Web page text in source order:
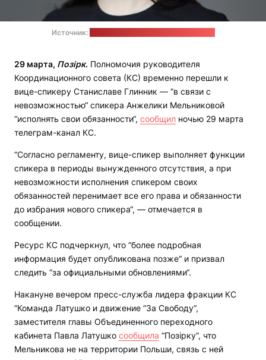
Источник:
29 марта, Позірк. Полномочия руководителя
Координационного совета (КС) временно перешли к
вице-спикеру Станиславе Глинник — “в связи с
невозможностью“ спикера Анжелики Мельниковой
“исполнять свои обязанности“, сообщил ночью 29 марта
телеграм-канал КС.
“Согласно регламенту, вице-спикер выполняет функции
спикера в периоды вынужденного отсутствия, а при
невозможности исполнения спикером своих
обязанностей перенимает все его права и обязанности
до избрания нового спикера“, — отмечается в
сообщении.
Ресурс КС подчеркнул, что “более подробная
информация будет опубликована позже“ и призвал
следить “за официальными обновлениями“.
Накануне вечером пресс-служба лидера фракции КС
“Команда Латушко и движение “За Свободу“,
заместителя главы Объединенного переходного
кабинета Павла Латушко сообщила “Позірку“, что
Мельникова не на территории Польши, связь с ней